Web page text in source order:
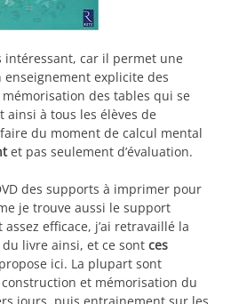
intéressant, car il permet une
explicite des
des tables qui se
à tous les élèves de
du moment de calcul mental
et pas seulement d’évaluation.
des supports à imprimer pour
je trouve aussi le support
efficace, j’ai retravaillé la
livre ainsi, et ce sont ces
ici. La plupart sont
construction et mémorisation du